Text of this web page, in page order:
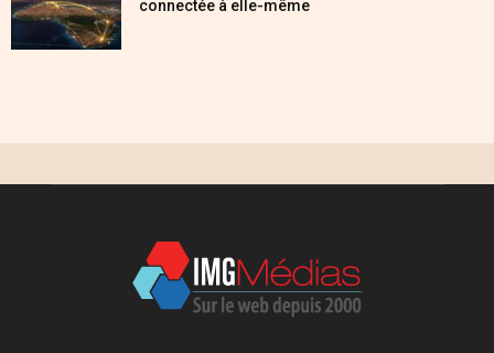
connectée à elle-même